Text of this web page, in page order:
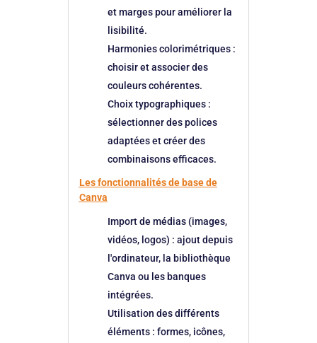
et marges pour améliorer la
lisibilité.
Harmonies colorimétriques:
choisir et associer des
couleurs cohérentes.
Choix typographiques:
sélectionner des polices
adaptées et créer des
combinaisons efficaces.
Les fonctionnalités de base de
Canva
Import de médias(images,
vidéos, logos) : ajout depuis
l'ordinateur, la bibliothèque
Canva ou les banques
intégrées.
Utilisation des différents
éléments: formes, icônes,